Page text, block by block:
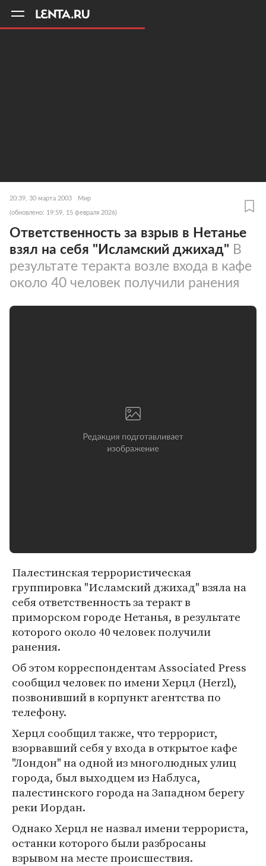
20:39, 30 марта 2003 Мир
(обновлено: 19:59, 15 февраля 2026)
Ответственность за взрыв в Нетанье
взял на себя "Исламский джихад" В
результате теракта возле входа в кафе
около 40 человек получили ранения
Палестинская террористическая
группировка "Исламский джихад" взяла на
себя ответственность за теракт в
приморском городе Нетанья, в результате
которого около 40 человек получили
ранения.
Об этом корреспондентам Associated Press
сообщил человек по имени Херцл (Herzl),
позвонивший в корпункт агентства по
телефону.
Херцл сообщил также, что террорист,
взорвавший себя у входа в открытое кафе
"Лондон" на одной из многолюдных улиц
города, был выходцем из Наблуса,
палестинского города на Западном берегу
реки Иордан.
Однако Херцл не назвал имени террориста,
останки которого были разбросаны
взрывом на месте происшествия.